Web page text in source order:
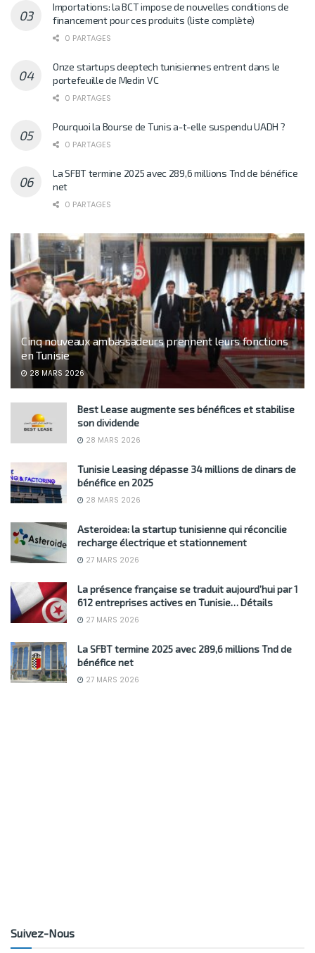
Importations: la BCT impose de nouvelles conditions de
financement pour ces produits (liste complète)
0 PARTAGES
Onze startups deeptech tunisiennes entrent dans le
portefeuille de Medin VC
0 PARTAGES
Pourquoi la Bourse de Tunis a-t-elle suspendu UADH ?
0 PARTAGES
La SFBT termine 2025 avec 289,6 millions Tnd de bénéfice
net
0 PARTAGES
Cinq nouveaux ambassadeurs prennent leurs fonctions
en Tunisie
28 MARS 2026
Best Lease augmente ses bénéfices et stabilise
son dividende
28 MARS 2026
Tunisie Leasing dépasse 34 millions de dinars de
bénéfice en 2025
28 MARS 2026
Asteroidea: la startup tunisienne qui réconcilie
recharge électrique et stationnement
27 MARS 2026
La présence française se traduit aujourd’hui par 1
612 entreprises actives en Tunisie… Détails
27 MARS 2026
La SFBT termine 2025 avec 289,6 millions Tnd de
bénéfice net
27 MARS 2026
Suivez-Nous